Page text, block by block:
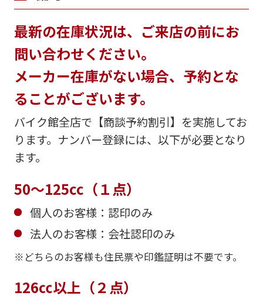
最新の在庫状況は、ご来店の前にお
問い合わせください。
メーカー在庫がない場合、予約とな
ることがございます。
バイク館全店で【商談予約割引】を実施してお
ります。ナンバー登録には、以下が必要となり
ます。
50～125cc（１点）
個人のお客様：認印のみ
法人のお客様：会社認印のみ
どちらのお客様も住民票や印鑑証明は不要です。
126㏄以上（２点）